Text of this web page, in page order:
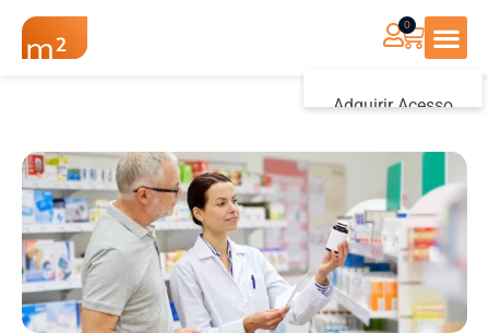
Adquirir Acesso
0